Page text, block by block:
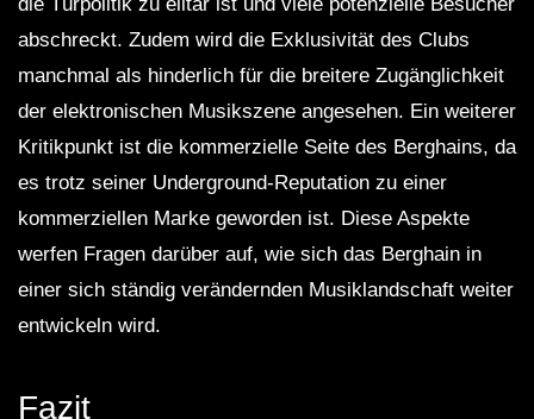
abschreckt. Zudem wird die Exklusivität des Clubs
manchmal als hinderlich für die breitere Zugänglichkeit
der elektronischen Musikszene angesehen. Ein weiterer
Kritikpunkt ist die kommerzielle Seite des Berghains, da
es trotz seiner Underground-Reputation zu einer
kommerziellen Marke geworden ist. Diese Aspekte
werfen Fragen darüber auf, wie sich das Berghain in
einer sich ständig verändernden Musiklandschaft weiter
entwickeln wird.
Fazit